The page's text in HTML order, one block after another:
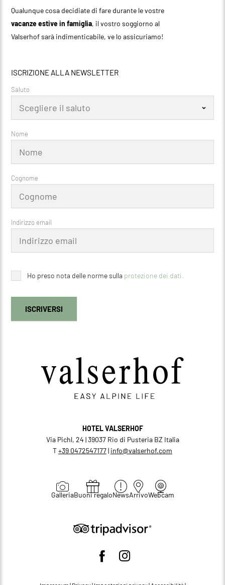
Qualunque cosa decidiate di fare durante le vostre
vacanze estive in famiglia, il vostro soggiorno al
Valserhof sarà indimenticabile, ve lo assicuriamo!
ISCRIZIONE ALLA NEWSLETTER
Saluto
Nome
Cognome
Indirizzo email
Ho preso nota delle norme sulla protezione dei dati.
ISCRIVERSI
HOTEL VALSERHOF
Via Pichl, 24 | 39037 Rio di Pusteria BZ Italia
T+39 0472547177| info@valserhof.com
GalleriaBuoni regaloNewsArrivoWebcam